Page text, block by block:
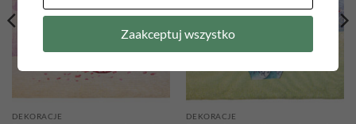
DEKORACJE DEKORACJE
Zaakceptuj wszystko